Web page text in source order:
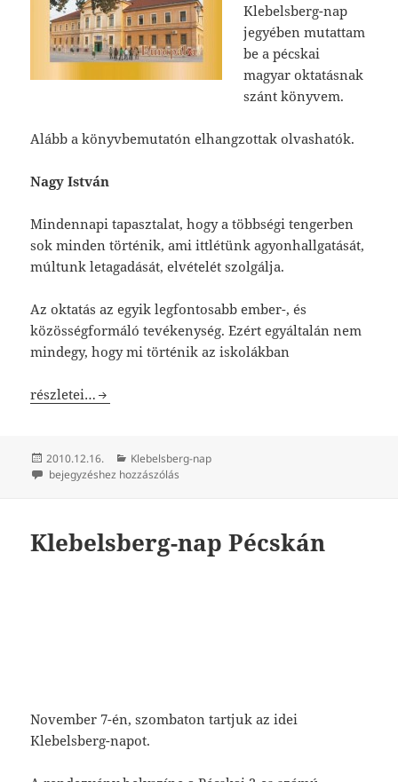
Klebelsberg-nap
jegyében mutattam
be a pécskai
magyar oktatásnak
szánt könyvem.
Alább a könyvbemutatón elhangzottak olvashatók.
Nagy István
Mindennapi tapasztalat, hogy a többségi tengerben
sok minden történik, ami ittlétünk agyonhallgatását,
múltunk letagadását, elvételét szolgálja.
Az oktatás az egyik legfontosabb ember-, és
közösségformáló tevékenység. Ezért egyáltalán nem
mindegy, hogy mi történik az iskolákban
Klebelsberg nap 1. – Pécskai – magyar – oktatás,
részletei…
Közzétéve
2010.12.16. Kategória
Klebelsberg-nap
Klebelsberg nap 1. – Pécskai – magyar – oktatás, Európából … Európába
bejegyzéshez hozzászólás
Klebelsberg-nap Pécskán
November 7-én, szombaton tartjuk az idei
Klebelsberg-napot.